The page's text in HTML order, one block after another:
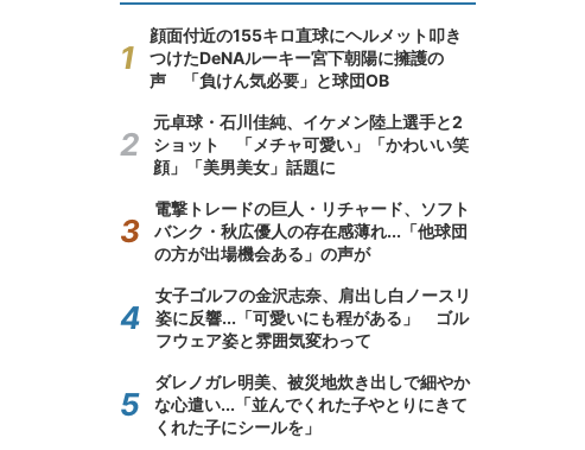
顔面付近の155キロ直球にヘルメット叩き
つけたDeNAルーキー宮下朝陽に擁護の
声 「負けん気必要」と球団OB
元卓球・石川佳純、イケメン陸上選手と2
ショット 「メチャ可愛い」「かわいい笑
顔」「美男美女」話題に
電撃トレードの巨人・リチャード、ソフト
バンク・秋広優人の存在感薄れ...「他球団
の方が出場機会ある」の声が
女子ゴルフの金沢志奈、肩出し白ノースリ
姿に反響...「可愛いにも程がある」 ゴル
フウェア姿と雰囲気変わって
ダレノガレ明美、被災地炊き出しで細やか
な心遣い...「並んでくれた子やとりにきて
くれた子にシールを」